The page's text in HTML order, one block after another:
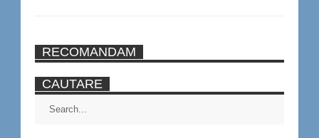
RECOMANDAM
CAUTARE